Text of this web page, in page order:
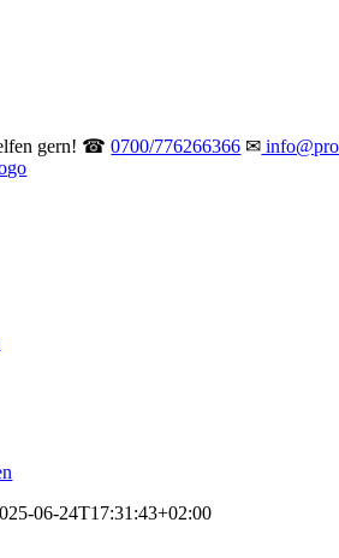
gern! ☎0700/776266366 ✉
06-24T17:31:43+02:00